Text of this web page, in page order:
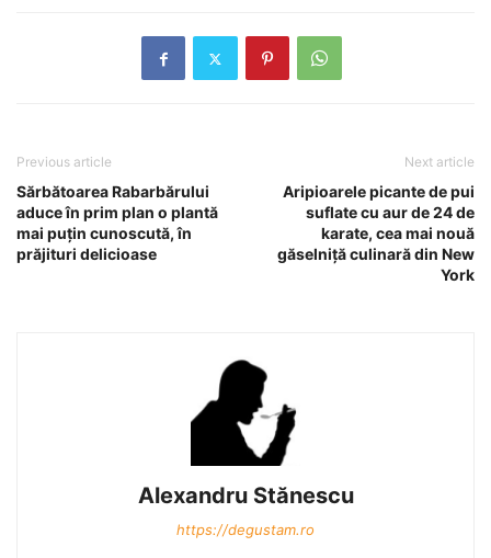
Previous article
Sărbătoarea Rabarbărului
aduce în prim plan o plantă
mai puţin cunoscută, în
prăjituri delicioase
Next article
Aripioarele picante de pui
suflate cu aur de 24 de
karate, cea mai nouă
găselniţă culinară din New
York
Alexandru Stănescu
https://degustam.ro